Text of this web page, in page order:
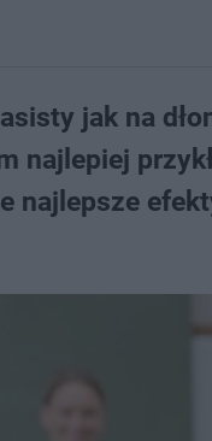
jak na
najlepiej
najlepsze